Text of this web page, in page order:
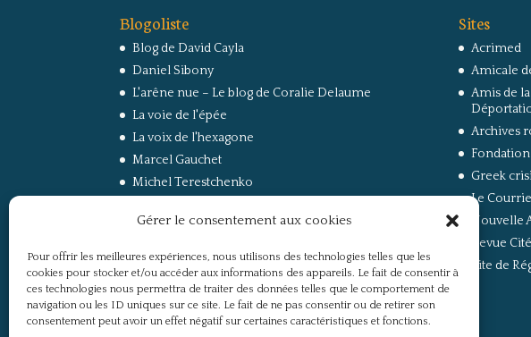
Gérer le consentement aux cookies
Pour offrir les meilleures expériences, nous utilisons des technologies telles que les
cookies pour stocker et/ou accéder aux informations des appareils. Le fait de consentir à
ces technologies nous permettra de traiter des données telles que le comportement de
navigation ou les ID uniques sur ce site. Le fait de ne pas consentir ou de retirer son
consentement peut avoir un effet négatif sur certaines caractéristiques et fonctions.
Blogoliste
Blog de David Cayla
Daniel Sibony
L'arêne nue – Le blog de Coralie Delaume
La voie de l'épée
La voix de l'hexagone
Marcel Gauchet
Michel Terestchenko
RussEurope – Le Carnet de Jacques Sapir sur la
Secret Défense
Un regard sur la Russie
Sites
Acrimed
Amicale
Amis de
Archives
Greek
Le
Nouvelle
Revue Cité
Site de